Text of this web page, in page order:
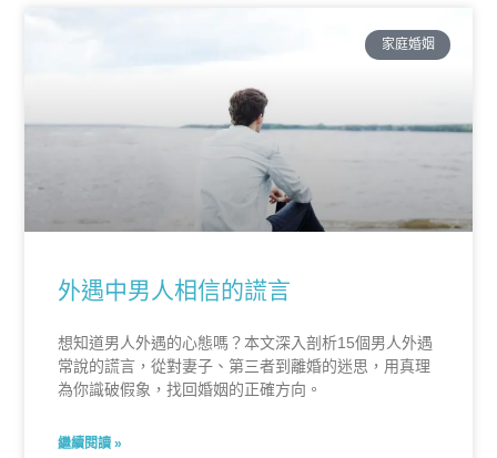
家庭婚姻
外遇中男人相信的謊言
想知道男人外遇的心態嗎？本文深入剖析15個男人外遇
常說的謊言，從對妻子、第三者到離婚的迷思，用真理
為你識破假象，找回婚姻的正確方向。
繼續閱讀 »